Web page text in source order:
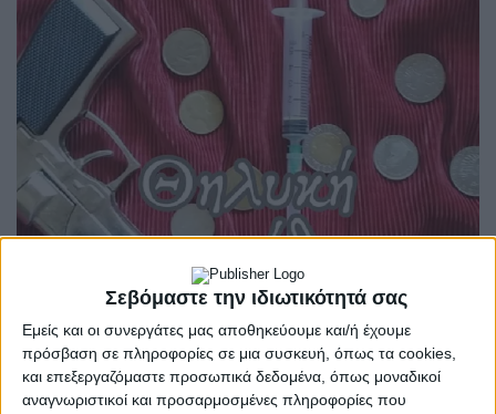
Σεβόμαστε την ιδιωτικότητά σας
Εμείς και οι συνεργάτες μας αποθηκεύουμε και/ή έχουμε
πρόσβαση σε πληροφορίες σε μια συσκευή, όπως τα cookies,
και επεξεργαζόμαστε προσωπικά δεδομένα, όπως μοναδικοί
αναγνωριστικοί και προσαρμοσμένες πληροφορίες που
POSTED
ΠΟΛΙΤΙΣΜΌΣ
«Χρήστος Καπράλος» –